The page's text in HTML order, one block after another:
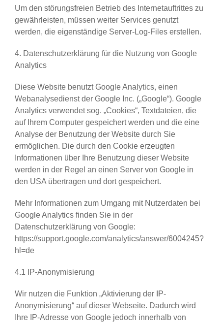
Um den störungsfreien Betrieb des Internetauftrittes zu
gewährleisten, müssen weiter Services genutzt
werden, die eigenständige Server-Log-Files erstellen.
4. Datenschutzerklärung für die Nutzung von Google
Analytics
Diese Website benutzt Google Analytics, einen
Webanalysedienst der Google Inc. („Google“). Google
Analytics verwendet sog. „Cookies“, Textdateien, die
auf Ihrem Computer gespeichert werden und die eine
Analyse der Benutzung der Website durch Sie
ermöglichen. Die durch den Cookie erzeugten
Informationen über Ihre Benutzung dieser Website
werden in der Regel an einen Server von Google in
den USA übertragen und dort gespeichert.
Mehr Informationen zum Umgang mit Nutzerdaten bei
Google Analytics finden Sie in der
Datenschutzerklärung von Google:
https://support.google.com/analytics/answer/6004245?
hl=de
4.1 IP-Anonymisierung
Wir nutzen die Funktion „Aktivierung der IP-
Anonymisierung“ auf dieser Webseite. Dadurch wird
Ihre IP-Adresse von Google jedoch innerhalb von